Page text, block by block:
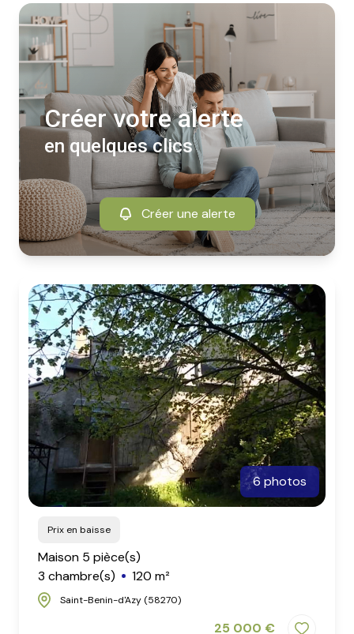
Créer votre alerte
en quelques clics
Créer une alerte
6 photos
Prix en baisse
Maison 5 pièce(s)
3 chambre(s)
120 m²
Saint-Benin-d'Azy (58270)
25 000 €